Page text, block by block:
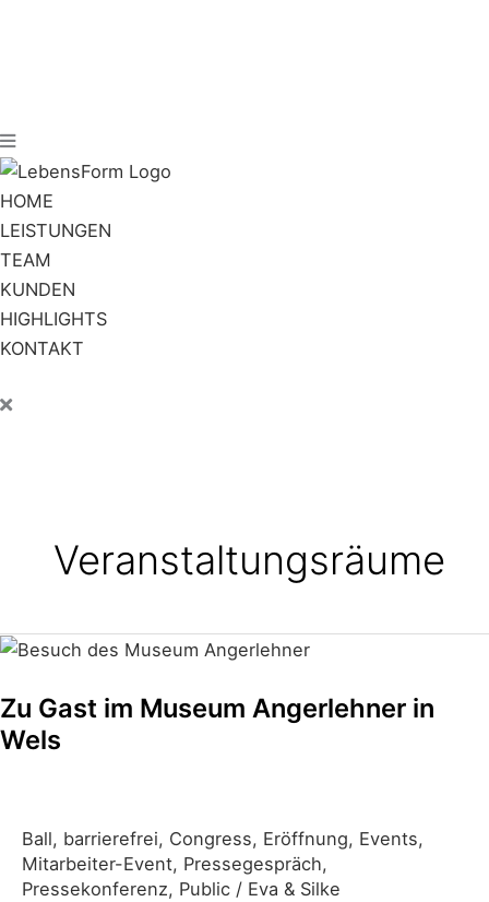
HOME
LEISTUNGEN
TEAM
KUNDEN
HIGHLIGHTS
KONTAKT
Veranstaltungsräume
Zu Gast im Museum Angerlehner in
Wels
Ball, barrierefrei, Congress, Eröffnung, Events,
Mitarbeiter-Event, Pressegespräch,
Pressekonferenz, Public / Eva & Silke
Zu
im
Museum